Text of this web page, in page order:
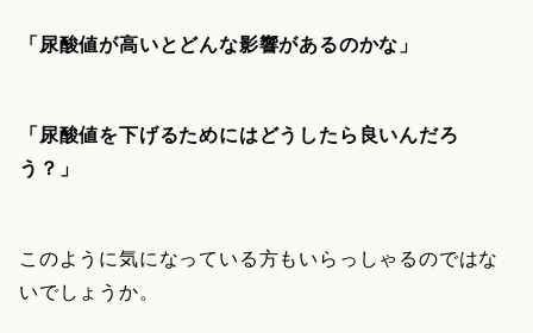
「尿酸値が高いとどんな影響があるのかな」
「尿酸値を下げるためにはどうしたら良いんだろ
う？」
このように気になっている方もいらっしゃるのではな
いでしょうか。